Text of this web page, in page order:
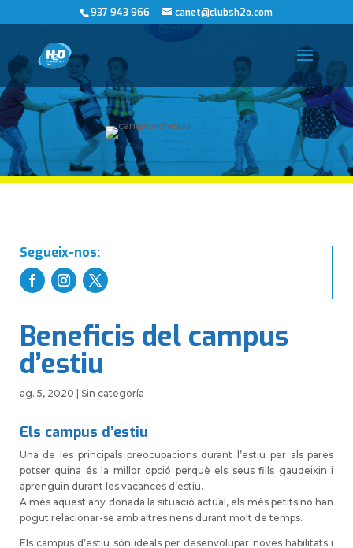
937 943 966 canet@clubsh2o.com
Segueix-nos:
Beneficis del campus
d’estiu
ag. 5, 2020 Sin categoría
Els campus d’estiu
Una de les principals preocupacions durant l’estiu per als pares
potser quina és la millor opció perquè els seus fills gaudeixin i
aprenguin durant les vacances d’estiu.
A més aquest any donada la situació actual, els més petits no han
pogut relacionar-se amb altres nens durant molt de temps.
Els campus d’estiu són ideals per desenvolupar noves habilitats i